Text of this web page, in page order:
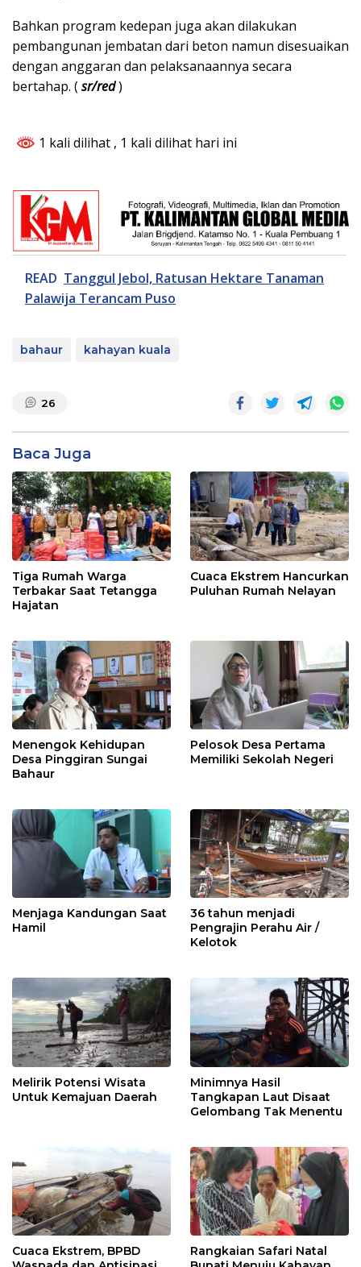
Bahkan program kedepan juga akan dilakukan
pembangunan jembatan dari beton namun disesuaikan
dengan anggaran dan pelaksanaannya secara
bertahap. (sr/red)
1 kali dilihat , 1 kali dilihat hari ini
READ Tanggul Jebol, Ratusan Hektare Tanaman
Palawija Terancam Puso
bahaur kahayan kuala
26
Baca Juga
Tiga Rumah Warga
Terbakar Saat Tetangga
Hajatan
Cuaca Ekstrem Hancurkan
Puluhan Rumah Nelayan
Menengok Kehidupan
Desa Pinggiran Sungai
Bahaur
Pelosok Desa Pertama
Memiliki Sekolah Negeri
Menjaga Kandungan Saat
Hamil
36 tahun menjadi
Pengrajin Perahu Air /
Kelotok
Melirik Potensi Wisata
Untuk Kemajuan Daerah
Minimnya Hasil
Tangkapan Laut Disaat
Gelombang Tak Menentu
Cuaca Ekstrem, BPBD
Rangkaian Safari Natal